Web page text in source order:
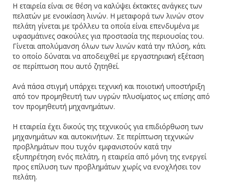
Η εταιρεία είναι σε θέση να καλύψει έκτακτες ανάγκες των
πελατών με ενοικίαση λινών. Η μεταφορά των λινών στον
πελάτη γίνεται με τρόλλευ τα οποία είναι επενδυμένα με
υφασμάτινες σακούλες για προστασία της περιουσίας του.
Γίνεται απολύμανση όλων των λινών κατά την πλύση, κάτι
το οποίο δύναται να αποδειχθεί με εργαστηριακή εξέταση
σε περίπτωση που αυτό ζητηθεί.
Ανά πάσα στιγμή υπάρχει τεχνική και ποιοτική υποστήριξη
από τον προμηθευτή των υγρών πλυσίματος ως επίσης από
τον προμηθευτή μηχανημάτων.
Η εταιρεία έχει δικούς της τεχνικούς για επιδιόρθωση των
μηχανημάτων και αυτοκινήτων. Σε περίπτωση τεχνικών
προβλημάτων που τυχόν εμφανιστούν κατά την
εξυπηρέτηση ενός πελάτη, η εταιρεία από μόνη της ενεργεί
προς επίλυση των προβλημάτων χωρίς να ενοχλήσει τον
πελάτη.